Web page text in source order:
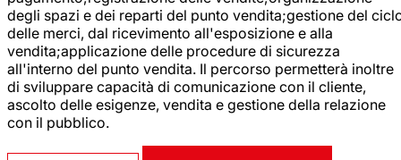
degli spazi e dei reparti del punto vendita;gestione del
delle merci, dal ricevimento all'esposizione e alla
vendita;applicazione delle procedure di sicurezza
all'interno del punto vendita. Il percorso permetterà inoltre
di sviluppare capacità di comunicazione con il cliente,
ascolto delle esigenze, vendita e gestione della relazione
con il pubblico.